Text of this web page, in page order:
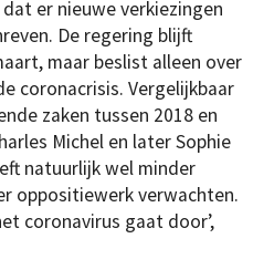
er nieuwe verkiezingen
De regering blijft
maar beslist alleen over
coronacrisis. Vergelijkbaar
zaken tussen 2018 en
Michel en later Sophie
natuurlijk wel minder
oppositiewerk verwachten.
coronavirus gaat door’,